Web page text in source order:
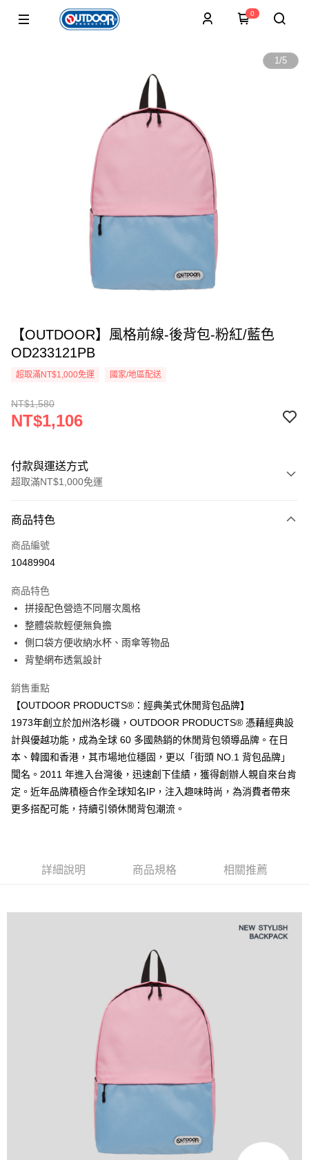
0
1/5
【OUTDOOR】風格前線-後背包-粉紅/藍色
OD233121PB
超取滿NT$1,000免運 國家/地區配送
NT$1,580
NT$1,106
付款與運送方式
超取滿NT$1,000免運
信用卡一次付款
超商取貨付款
Apple Pay
悠遊付
AFTEE先享後付
【關於「AFTEE先享後付」】
AFTEE先享後付是「在收到商品之後才付款」的支付方式。 讓您購物簡單
便利好安心！
１．簡單：不需註冊會員、不需綁卡、不需儲值。
２．便利：只要手機號碼，簡訊認證，即可結帳。
３．安心：先確認商品／服務後，再付款。
【「AFTEE先享後付」結帳流程】
１．於結帳方式選擇「AFTEE先享後付」後，將跳轉至「AFTEE先享後付」
２．訂單成立數日內，您將收到繳費通知簡訊。
購買商品的店家。未經商家同意取消之訂單仍視為有效，需透過AFTEE先享
後付繳納相關費用。
客戶支援中心」https://netprotections.freshdesk.com/support/home
１．透過由恩沛科技股份有限公司提供之「AFTEE先享後付」服務完成之交
易，需依本服務之必要範圍內提供個人資料，並將交易相關給付款項請求債
２．關於個人資料處理事宜，請瀏覽以下網址：
https://aftee.tw/terms/#terms3
３．未成年的使用者請事先徵得法定代理人或監護人之同意方可使用
「AFTEE先享後付」，若未經同意申辦者引起之損失，本公司不負相關責
４．使用「AFTEE先享後付」時，將依據個別帳號之用戶狀況，依本公司即
時審查核予不同之上限額度；若仍有額度不足之情形，本公司將視審查結果
請求用戶進行身份認證。
５．嚴禁一人註冊多個帳號或使用他人資訊註冊。若發現惡意使用之情形，
恩沛科技股份有限公司將有權停止該用戶之使用額度並採取法律行動。
全家取貨付款
每筆NT$80，滿NT$1,000(含以上)免運費
付款後全家取貨
每筆NT$80，滿NT$1,000(含以上)免運費
每筆NT$80，滿NT$1,000(含以上)免運費
每筆NT$80，滿NT$1,000(含以上)免運費
每筆NT$80，滿NT$1,000(含以上)免運費
商品特色
商品編號
10489904
商品特色
拼接配色營造不同層次風格
整體袋款輕便無負擔
側口袋方便收納水杯、雨傘等物品
背墊網布透氣設計
銷售重點
【OUTDOOR PRODUCTS®：經典美式休閒背包品牌】
1973年創立於加州洛杉磯，OUTDOOR PRODUCTS® 憑藉經典設
計與優越功能，成為全球 60 多國熱銷的休閒背包領導品牌。在日
本、韓國和香港，其市場地位穩固，更以「街頭 NO.1 背包品牌」
聞名。2011 年進入台灣後，迅速創下佳績，獲得創辦人親自來台肯
定。近年品牌積極合作全球知名IP，注入趣味時尚，為消費者帶來
更多搭配可能，持續引領休閒背包潮流。
詳細說明 商品規格 相關推薦